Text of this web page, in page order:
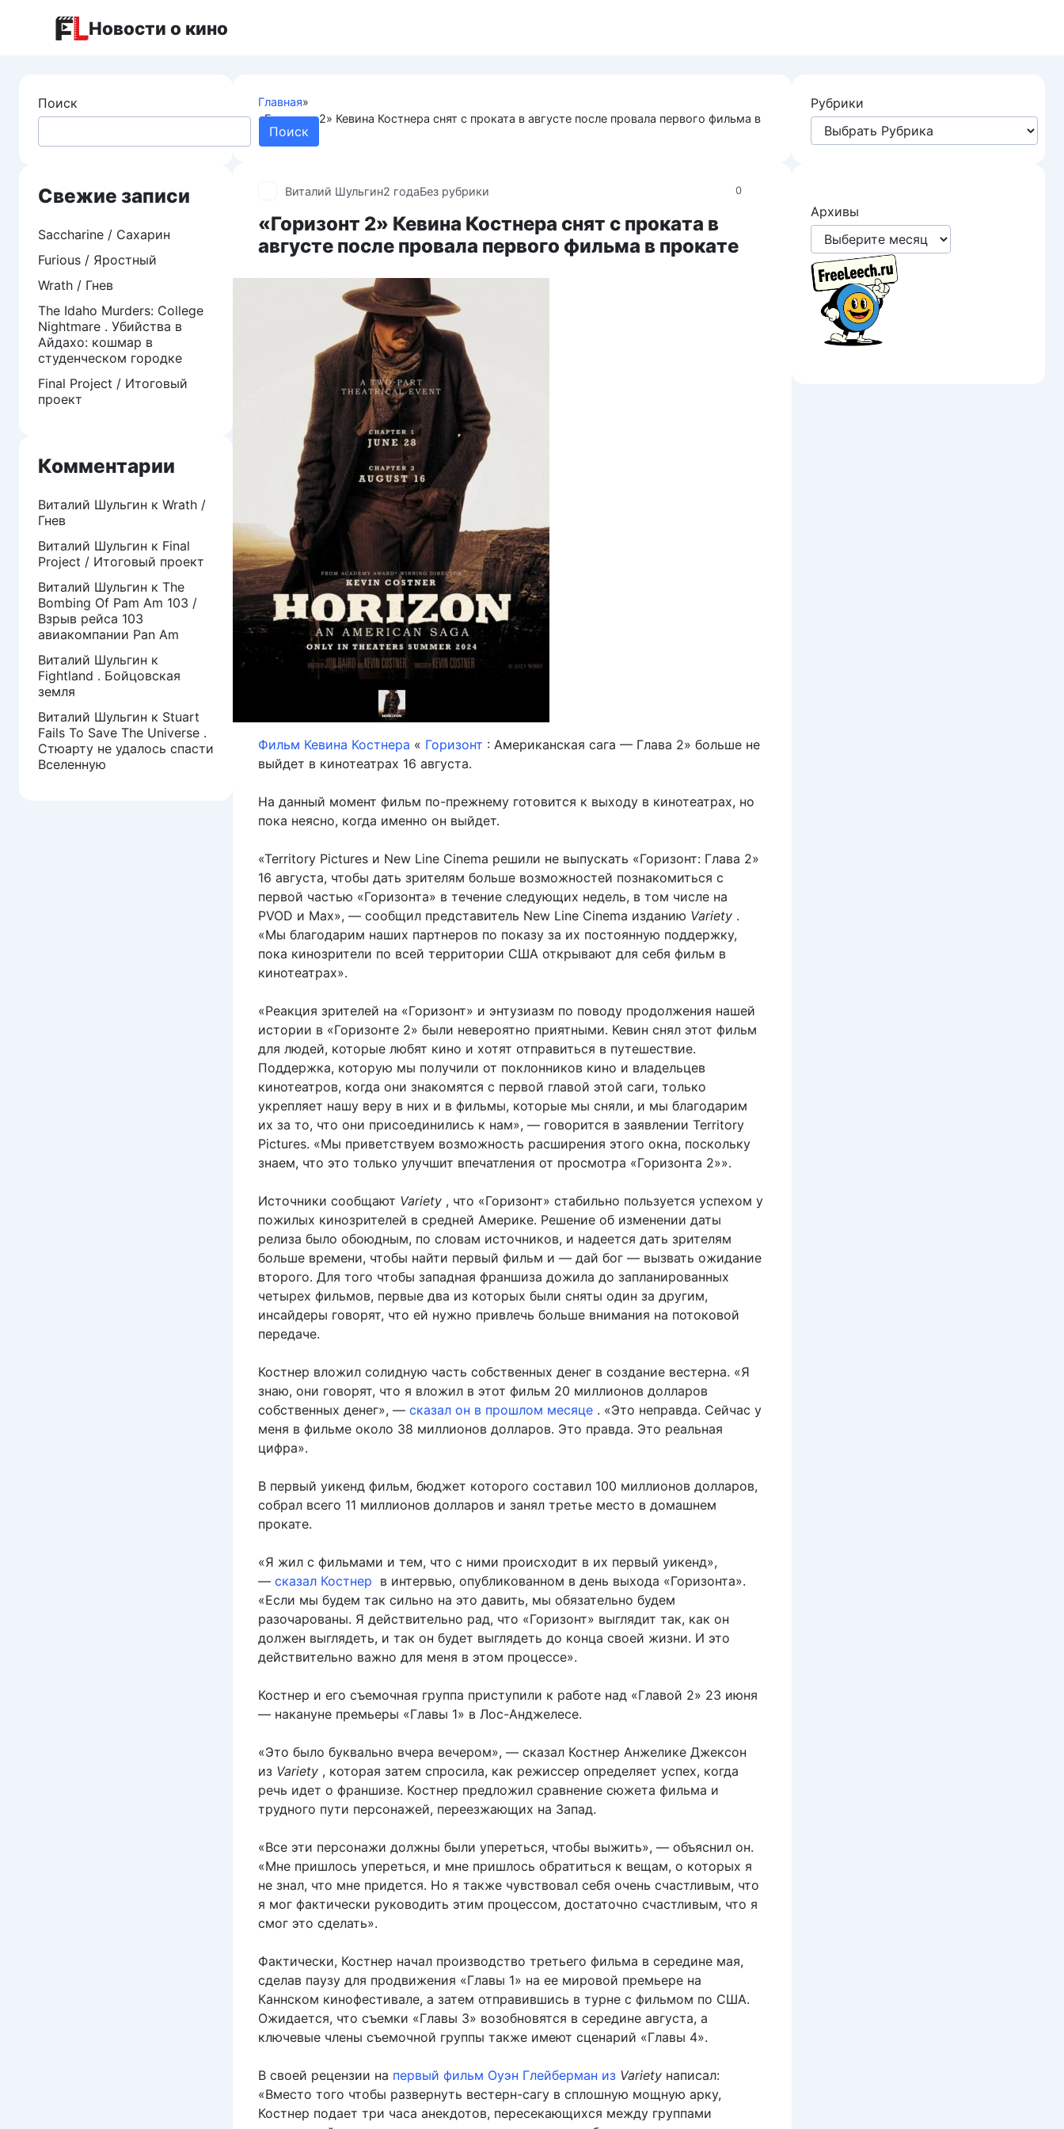
Новости о кино
Главная»
«Горизонт 2» Кевина Костнера снят с проката в августе после провала первого фильма в
прокате
0
Виталий Шульгин2 годаБез рубрики
«Горизонт 2» Кевина Костнера снят с проката в
августе после провала первого фильма в прокате
Фильм Кевина Костнера « Горизонт : Американская сага — Глава 2» больше не
выйдет в кинотеатрах 16 августа.
На данный момент фильм по-прежнему готовится к выходу в кинотеатрах, но
пока неясно, когда именно он выйдет.
«Territory Pictures и New Line Cinema решили не выпускать «Горизонт: Глава 2»
16 августа, чтобы дать зрителям больше возможностей познакомиться с
первой частью «Горизонта» в течение следующих недель, в том числе на
PVOD и Max», — сообщил представитель New Line Cinema изданию Variety .
«Мы благодарим наших партнеров по показу за их постоянную поддержку,
пока кинозрители по всей территории США открывают для себя фильм в
кинотеатрах».
«Реакция зрителей на «Горизонт» и энтузиазм по поводу продолжения нашей
истории в «Горизонте 2» были невероятно приятными. Кевин снял этот фильм
для людей, которые любят кино и хотят отправиться в путешествие.
Поддержка, которую мы получили от поклонников кино и владельцев
кинотеатров, когда они знакомятся с первой главой этой саги, только
укрепляет нашу веру в них и в фильмы, которые мы сняли, и мы благодарим
их за то, что они присоединились к нам», — говорится в заявлении Territory
Pictures. «Мы приветствуем возможность расширения этого окна, поскольку
знаем, что это только улучшит впечатления от просмотра «Горизонта 2»».
Источники сообщают Variety , что «Горизонт» стабильно пользуется успехом у
пожилых кинозрителей в средней Америке. Решение об изменении даты
релиза было обоюдным, по словам источников, и надеется дать зрителям
больше времени, чтобы найти первый фильм и — дай бог — вызвать ожидание
второго. Для того чтобы западная франшиза дожила до запланированных
четырех фильмов, первые два из которых были сняты один за другим,
инсайдеры говорят, что ей нужно привлечь больше внимания на потоковой
передаче.
Костнер вложил солидную часть собственных денег в создание вестерна. «Я
знаю, они говорят, что я вложил в этот фильм 20 миллионов долларов
собственных денег», — сказал он в прошлом месяце . «Это неправда. Сейчас у
меня в фильме около 38 миллионов долларов. Это правда. Это реальная
цифра».
В первый уикенд фильм, бюджет которого составил 100 миллионов долларов,
собрал всего 11 миллионов долларов и занял третье место в домашнем
прокате.
«Я жил с фильмами и тем, что с ними происходит в их первый уикенд»,
— сказал Костнер в интервью, опубликованном в день выхода «Горизонта».
«Если мы будем так сильно на это давить, мы обязательно будем
разочарованы. Я действительно рад, что «Горизонт» выглядит так, как он
должен выглядеть, и так он будет выглядеть до конца своей жизни. И это
действительно важно для меня в этом процессе».
Костнер и его съемочная группа приступили к работе над «Главой 2» 23 июня
— накануне премьеры «Главы 1» в Лос-Анджелесе.
«Это было буквально вчера вечером», — сказал Костнер Анжелике Джексон
из Variety , которая затем спросила, как режиссер определяет успех, когда
речь идет о франшизе. Костнер предложил сравнение сюжета фильма и
трудного пути персонажей, переезжающих на Запад.
«Все эти персонажи должны были упереться, чтобы выжить», — объяснил он.
«Мне пришлось упереться, и мне пришлось обратиться к вещам, о которых я
не знал, что мне придется. Но я также чувствовал себя очень счастливым, что
я мог фактически руководить этим процессом, достаточно счастливым, что я
смог это сделать».
Фактически, Костнер начал производство третьего фильма в середине мая,
сделав паузу для продвижения «Главы 1» на ее мировой премьере на
Каннском кинофестивале, а затем отправившись в турне с фильмом по США.
Ожидается, что съемки «Главы 3» возобновятся в середине августа, а
ключевые члены съемочной группы также имеют сценарий «Главы 4».
В своей рецензии на первый фильм Оуэн Глейберман из Variety написал:
«Вместо того чтобы развернуть вестерн-сагу в сплошную мощную арку,
Костнер подает три часа анекдотов, пересекающихся между группами
Поиск
Поиск
Свежие записи
Saccharine / Сахарин
Furious / Яростный
Wrath / Гнев
The Idaho Murders: College
Nightmare . Убийства в
Айдахо: кошмар в
студенческом городке
Final Project / Итоговый
проект
Комментарии
Виталий Шульгин к Wrath /
Гнев
Виталий Шульгин к Final
Project / Итоговый проект
Виталий Шульгин к The
Bombing Of Pam Am 103 /
Взрыв рейса 103
авиакомпании Pan Am
Виталий Шульгин к
Fightland . Бойцовская
земля
Виталий Шульгин к Stuart
Fails To Save The Universe .
Стюарту не удалось спасти
Вселенную
Рубрики
Архивы